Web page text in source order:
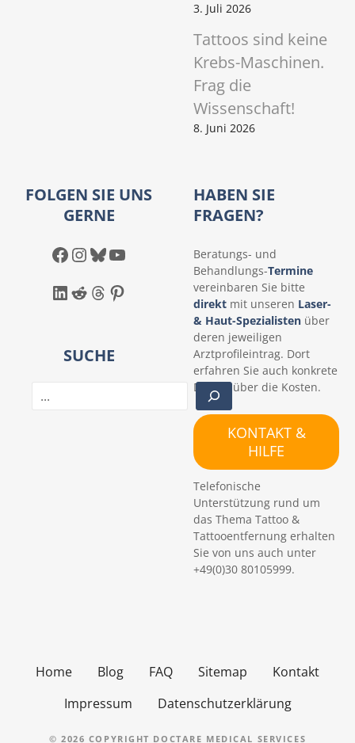
3. Juli 2026
Tattoos sind keine
Krebs-Maschinen.
Frag die
Wissenschaft!
8. Juni 2026
FOLGEN SIE UNS
GERNE
Facebook InstagramBluesky YouTube
LinkedIn Reddit Threads Pinterest
SUCHE
HABEN SIE
FRAGEN?
Beratungs- und
Behandlungs-Termine
vereinbaren Sie bitte
direkt mit unseren Laser-
& Haut-Spezialisten über
deren jeweiligen
Arztprofileintrag. Dort
erfahren Sie auch konkrete
Details über die Kosten.
KONTAKT &
HILFE
Telefonische
Unterstützung rund um
das Thema Tattoo &
Tattooentfernung erhalten
Sie von uns auch unter
+49(0)30 80105999.
Home Blog FAQ Sitemap
Kontakt
Impressum
Datenschutzerklärung
© 2026 COPYRIGHT DOCTARE MEDICAL SERVICES